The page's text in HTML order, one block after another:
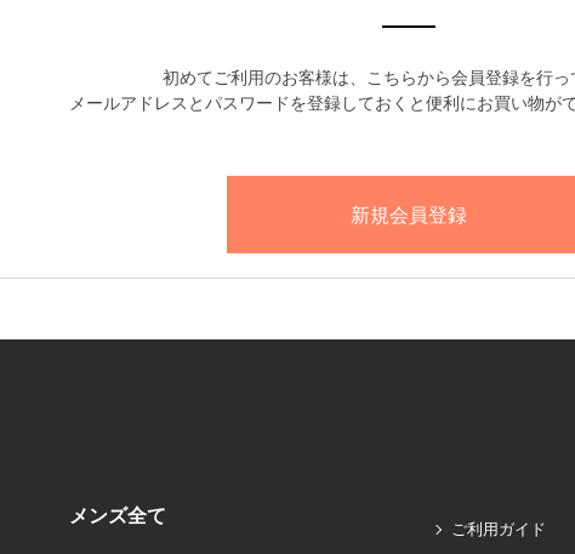
初めてご利用のお客様は、こちらから会員登録を行っ
メールアドレスとパスワードを登録しておくと便利にお買い物が
メンズ全て
ご利用ガイド